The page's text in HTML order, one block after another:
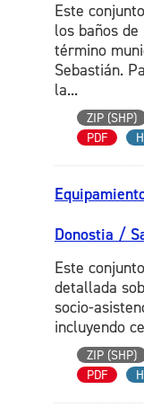
Este
los baños
término
Sebastián.
la...
ZIP (SHP)
PDF
Donostia /
Este
detallada
socio-
incluyendo
ZIP (SHP)
PDF